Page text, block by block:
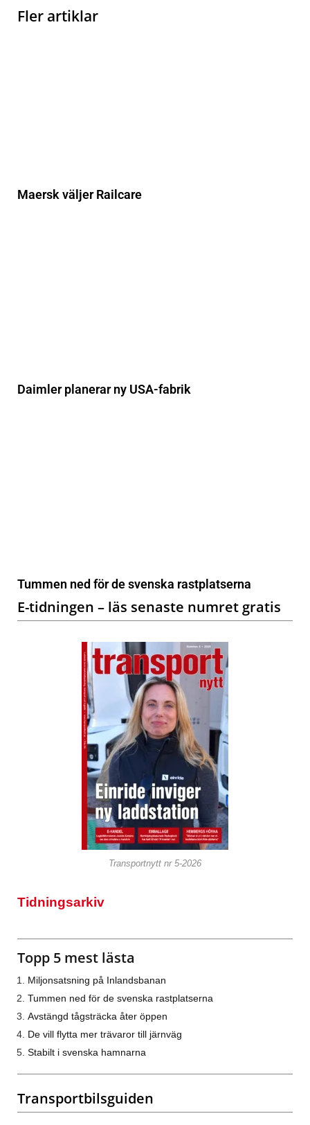
Fler artiklar
Maersk väljer Railcare
Daimler planerar ny USA-fabrik
Tummen ned för de svenska rastplatserna
E-tidningen – läs senaste numret gratis
Transportnytt nr 5-2026
Tidningsarkiv
Topp 5 mest lästa
Miljonsatsning på Inlandsbanan
Tummen ned för de svenska rastplatserna
Avstängd tågsträcka åter öppen
De vill flytta mer trävaror till järnväg
Stabilt i svenska hamnarna
Transportbilsguiden